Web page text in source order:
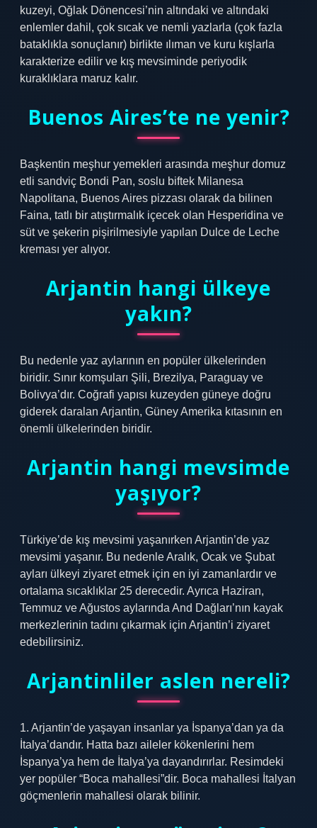
kuzeyi, Oğlak Dönencesi’nin altındaki ve altındaki
enlemler dahil, çok sıcak ve nemli yazlarla (çok fazla
bataklıkla sonuçlanır) birlikte ılıman ve kuru kışlarla
karakterize edilir ve kış mevsiminde periyodik
kuraklıklara maruz kalır.
Buenos Aires’te ne yenir?
Başkentin meşhur yemekleri arasında meşhur domuz
etli sandviç Bondi Pan, soslu biftek Milanesa
Napolitana, Buenos Aires pizzası olarak da bilinen
Faina, tatlı bir atıştırmalık içecek olan Hesperidina ve
süt ve şekerin pişirilmesiyle yapılan Dulce de Leche
kreması yer alıyor.
Arjantin hangi ülkeye
yakın?
Bu nedenle yaz aylarının en popüler ülkelerinden
biridir. Sınır komşuları Şili, Brezilya, Paraguay ve
Bolivya’dır. Coğrafi yapısı kuzeyden güneye doğru
giderek daralan Arjantin, Güney Amerika kıtasının en
önemli ülkelerinden biridir.
Arjantin hangi mevsimde
yaşıyor?
Türkiye’de kış mevsimi yaşanırken Arjantin’de yaz
mevsimi yaşanır. Bu nedenle Aralık, Ocak ve Şubat
ayları ülkeyi ziyaret etmek için en iyi zamanlardır ve
ortalama sıcaklıklar 25 derecedir. Ayrıca Haziran,
Temmuz ve Ağustos aylarında And Dağları’nın kayak
merkezlerinin tadını çıkarmak için Arjantin’i ziyaret
edebilirsiniz.
Arjantinliler aslen nereli?
1. Arjantin’de yaşayan insanlar ya İspanya’dan ya da
İtalya’dandır. Hatta bazı aileler kökenlerini hem
İspanya’ya hem de İtalya’ya dayandırırlar. Resimdeki
yer popüler “Boca mahallesi”dir. Boca mahallesi İtalyan
göçmenlerin mahallesi olarak bilinir.